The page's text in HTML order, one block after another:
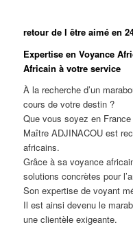
retour de l être aimé en
Expertise en Voyance
Africain à votre service
À la recherche d’un
cours de votre destin ?
Que vous soyez en
Maître ADJINACOU est
africains.
Grâce à sa voyance
solutions concrètes pour
Son expertise de voyant
Il est ainsi devenu le
une clientèle exigeante.